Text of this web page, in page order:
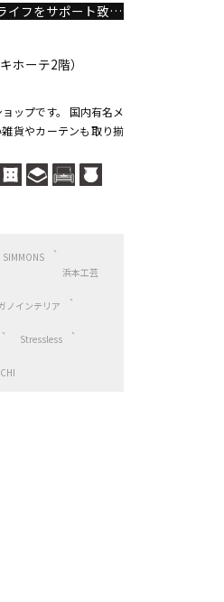
首都圏最大級のネットワークにて、 お客様のインテリアライフをサポート致します。
ーテ2階）
ップです。 国内有名メ
貨やカーテンも取り揃
SIMMONS
浜本工芸
ノインテリア
Stressless